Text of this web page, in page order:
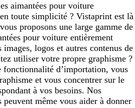
aimantées pour voiture
toute simplicité ? Vistaprint est là
proposons une large gamme de
pour voiture entièrement
images, logos et autres contenus de
utiliser votre propre graphisme ?
d’importation, vous
et vous concentrer sur le
à vos besoins. Nos
peuvent même vous aider à donner